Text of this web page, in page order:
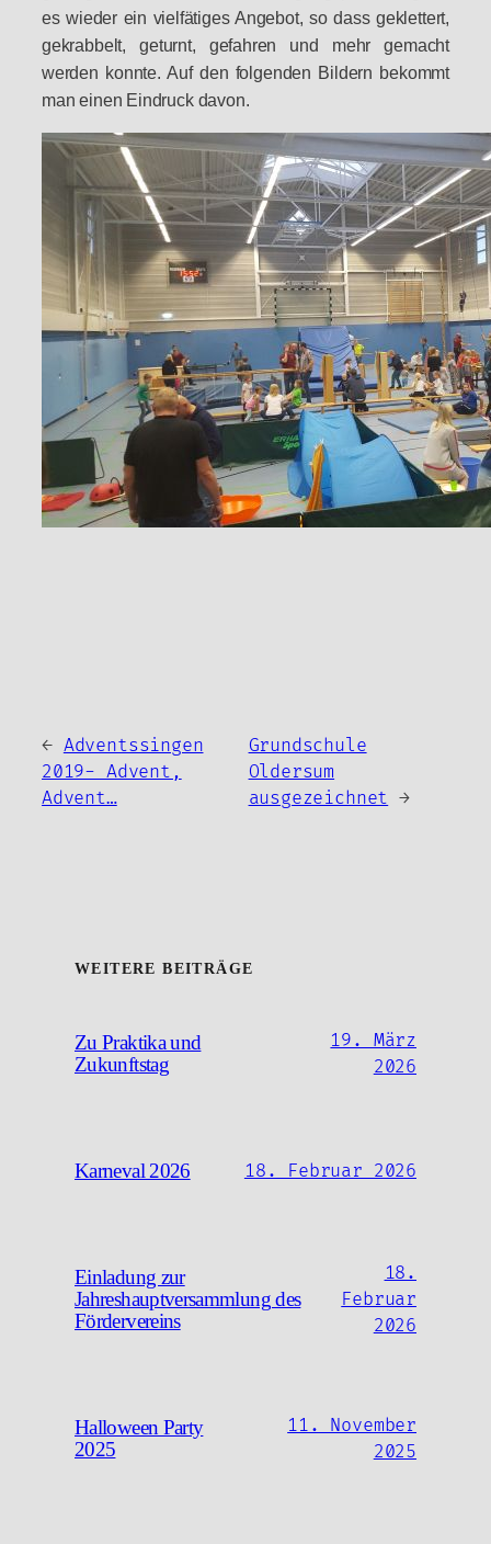
es wieder ein vielfätiges Angebot, so dass geklettert,
gekrabbelt, geturnt, gefahren und mehr gemacht
werden konnte. Auf den folgenden Bildern bekommt
man einen Eindruck davon.
← Adventssingen
2019- Advent,
Advent…
Grundschule
Oldersum
ausgezeichnet →
WEITERE BEITRÄGE
Zu Praktika und
Zukunftstag
19. März
2026
Karneval 2026 18. Februar 2026
Einladung zur
Jahreshauptversammlung des
Fördervereins
18.
Februar
2026
Halloween Party
2025
11. November
2025